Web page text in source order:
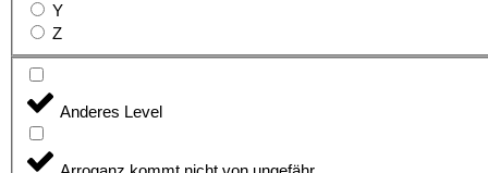
Y
Z
Anderes Level